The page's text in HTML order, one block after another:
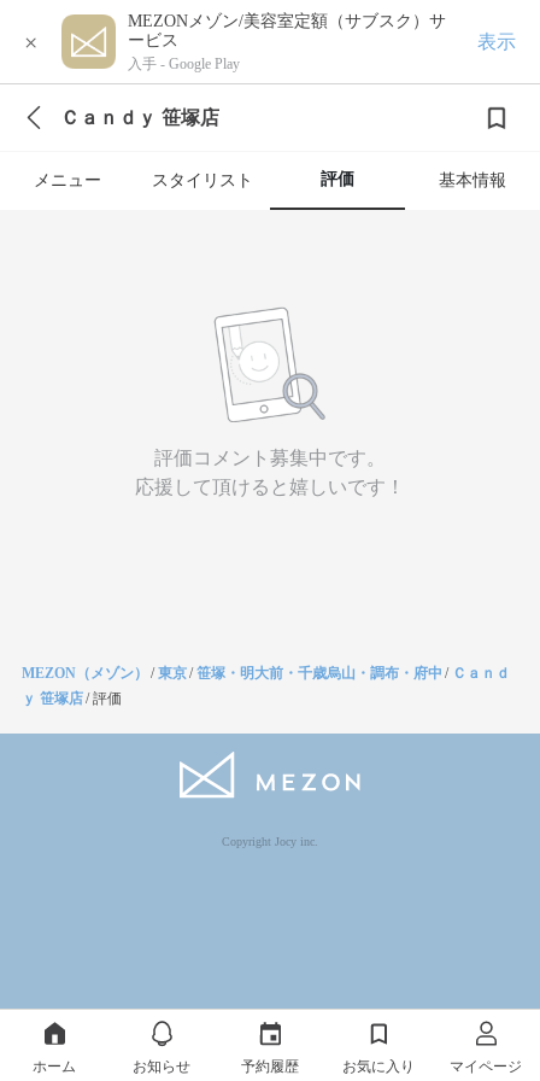
×
MEZONメゾン/美容室定額（サブスク）サ
ービス
入手 - Google Play
表示
Ｃａｎｄｙ 笹塚店
メニュー スタイリスト 評価 基本情報
評価コメント募集中です。
応援して頂けると嬉しいです！
MEZON（メゾン） /東京/笹塚・明大前・千歳烏山・調布・府中 / Ｃａｎｄ
ｙ 笹塚店/評価
Copyright Jocy inc.
ホーム お知らせ 予約履歴 お気に入り マイページ